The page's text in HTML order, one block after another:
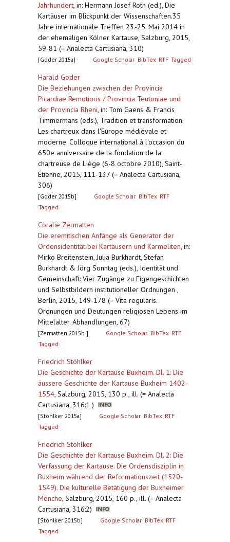
Jahrhundert, in: Hermann Josef Roth (ed.), Die
Kartäuser im Blickpunkt der Wissenschaften.35
Jahre internationale Treffen 23.-25. Mai 2014 in
der ehemaligen Kölner Kartause, Salzburg, 2015,
59-81 (= Analecta Cartusiana, 310)
[Goder 2015a] Google Scholar BibTex RTF Tagged
Harald Goder
Die Beziehungen zwischen der Provincia
Picardiae Remotioris / Provincia Teutoniae und
der Provincia Rheni, in: Tom Gaens & Francis
Timmermans (eds.), Tradition et transformation.
Les chartreux dans l'Europe médiévale et
moderne. Colloque international à l'occasion du
650e anniversaire de la fondation de la
chartreuse de Liège (6-8 octobre 2010), Saint-
Étienne, 2015, 111-137 (= Analecta Cartusiana,
306)
[Goder 2015b] Google Scholar BibTex RTF
Tagged
Coralie Zermatten
Die eremitischen Anfänge als Generator der
Ordensidentität bei Kartäusern und Karmeliten, in:
Mirko Breitenstein, Julia Burkhardt, Stefan
Burkhardt & Jörg Sonntag (eds.), Identität und
Gemeinschaft: Vier Zugänge zu Eigengeschichten
und Selbstbildern institutioneller Ordnungen ,
Berlin, 2015, 149-178 (= Vita regularis.
Ordnungen und Deutungen religiosen Lebens im
Mittelalter. Abhandlungen, 67)
[Zermatten 2015b ] Google Scholar BibTex RTF
Tagged
Friedrich Stöhlker
Die Geschichte der Kartause Buxheim. Dl. 1: Die
äussere Geschichte der Kartause Buxheim 1402-
1554, Salzburg, 2015, 130 p., ill. (= Analecta
Cartusiana, 316:1 )
[Stöhlker 2015a] Google Scholar BibTex RTF
Tagged
Friedrich Stöhlker
Die Geschichte der Kartause Buxheim. Dl. 2: Die
Verfassung der Kartause. Die Ordensdisziplin in
Buxheim während der Reformationszeit (1520-
1549). Die kulturelle Betätigung der Buxheimer
Mönche, Salzburg, 2015, 160 p., ill. (= Analecta
Cartusiana, 316:2)
[Stöhlker 2015b] Google Scholar BibTex RTF
Tagged